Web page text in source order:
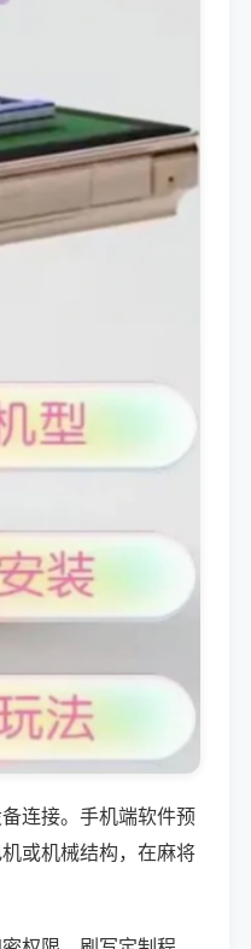
连接。手机端软件预
或机械结构，在麻将